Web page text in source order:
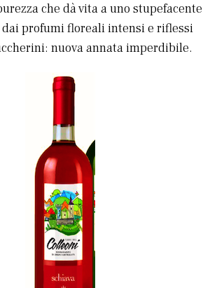
che dà vita a uno stupefacente
profumi floreali intensi e riflessi
nuova annata imperdibile.